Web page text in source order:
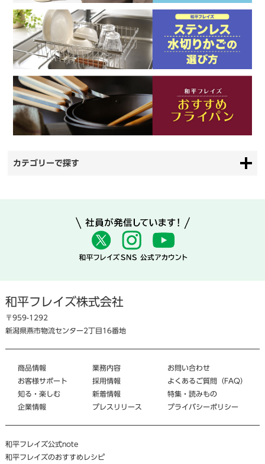
カテゴリーで探す
和平フレイズ株式会社
〒959-1292
新潟県燕市物流センター2丁目16番地
商品情報
お客様サポート
知る・楽しむ
企業情報
業務内容
採用情報
新着情報
プレスリリース
お問い合わせ
よくあるご質問（FAQ）
特集・読みもの
プライバシーポリシー
和平フレイズ公式note
和平フレイズのおすすめレシピ